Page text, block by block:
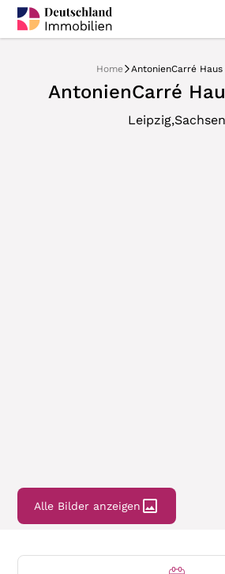
Home AntonienCarré Haus
AntonienCarré
Leipzig,Sachsen
Alle Bilder anzeigen